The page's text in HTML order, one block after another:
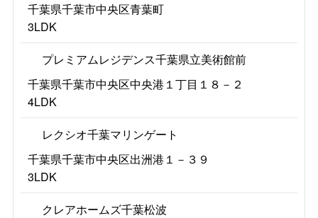
千葉県千葉市中央区青葉町
3LDK
プレミアムレジデンス千葉県立美術館前
千葉県千葉市中央区中央港１丁目１８－２
4LDK
レクシオ千葉マリンゲート
千葉県千葉市中央区出洲港１－３９
3LDK
クレアホームズ千葉松波